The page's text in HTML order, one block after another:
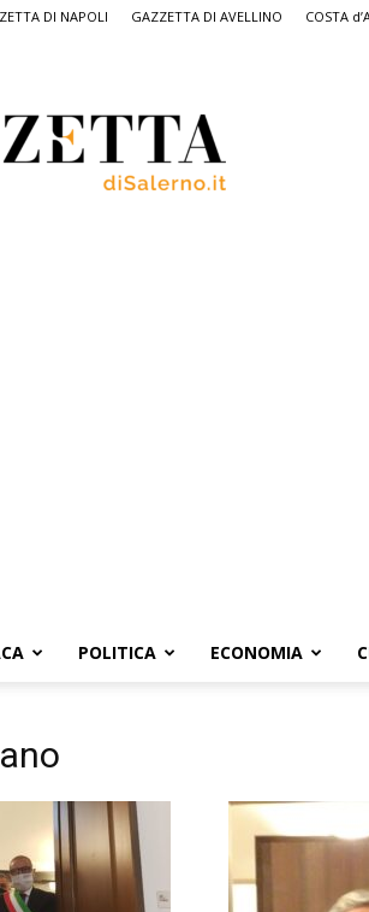
DI NAPOLI GAZZETTA DI AVELLINO COSTA
Salerno,
il
quotidiano
POLITICA ECONOMIA